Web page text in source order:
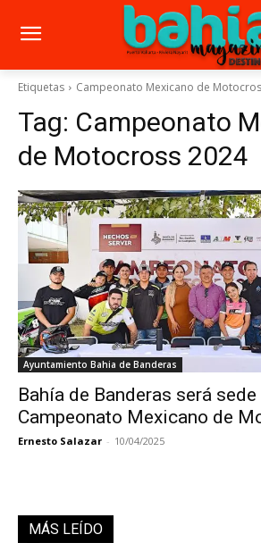
Etiquetas Campeonato Mexicano de
Tag: Campeonato
de Motocross 2024
Ayuntamiento Bahia de Banderas
Bahía de Banderas será sede
Campeonato Mexicano de
Ernesto Salazar - 10/04/2025
MÁS LEÍDO